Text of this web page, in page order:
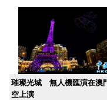
璀璨光城 無人機匯演在澳
空上演